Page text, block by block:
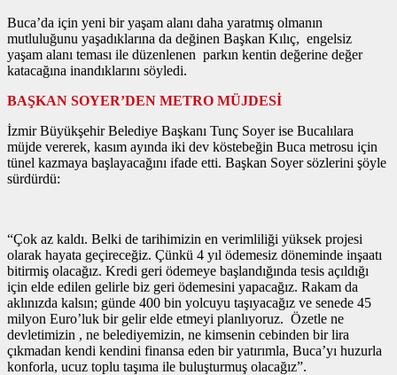
Buca’da için yeni bir yaşam alanı daha yaratmış olmanın
mutluluğunu yaşadıklarına da değinen Başkan Kılıç, engelsiz
yaşam alanı teması ile düzenlenen parkın kentin değerine değer
katacağına inandıklarını söyledi.
BAŞKAN SOYER’DEN METRO MÜJDESİ
İzmir Büyükşehir Belediye Başkanı Tunç Soyer ise Bucalılara
müjde vererek, kasım ayında iki dev köstebeğin Buca metrosu için
tünel kazmaya başlayacağını ifade etti. Başkan Soyer sözlerini şöyle
sürdürdü:
“Çok az kaldı. Belki de tarihimizin en verimliliği yüksek projesi
olarak hayata geçireceğiz. Çünkü 4 yıl ödemesiz döneminde inşaatı
bitirmiş olacağız. Kredi geri ödemeye başlandığında tesis açıldığı
için elde edilen gelirle biz geri ödemesini yapacağız. Rakam da
aklınızda kalsın; günde 400 bin yolcuyu taşıyacağız ve senede 45
milyon Euro’luk bir gelir elde etmeyi planlıyoruz. Özetle ne
devletimizin , ne belediyemizin, ne kimsenin cebinden bir lira
çıkmadan kendi kendini finansa eden bir yatırımla, Buca’yı huzurla
konforla, ucuz toplu taşıma ile buluşturmuş olacağız”.